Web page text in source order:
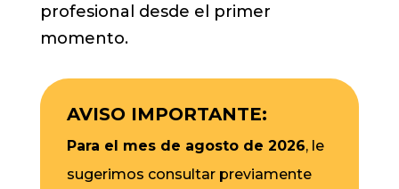
profesional desde el primer
momento.
AVISO IMPORTANTE:
Para el mes de agosto de 2026, le
sugerimos consultar previamente